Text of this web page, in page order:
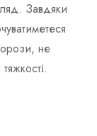
Завдяки
не